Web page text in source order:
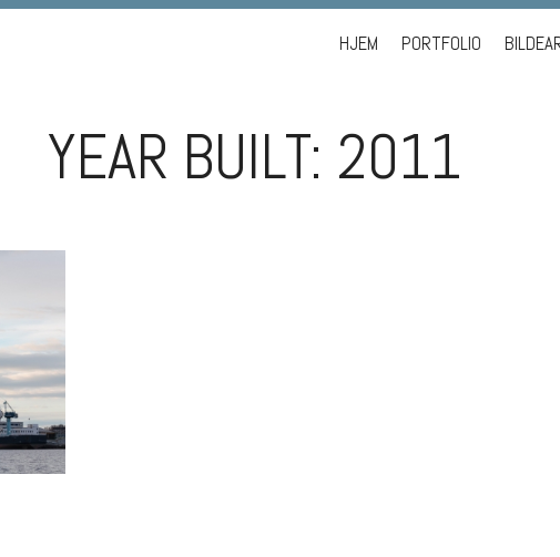
Skip to content
HJEM PORTFOLIO
YEAR BUILT: 2011